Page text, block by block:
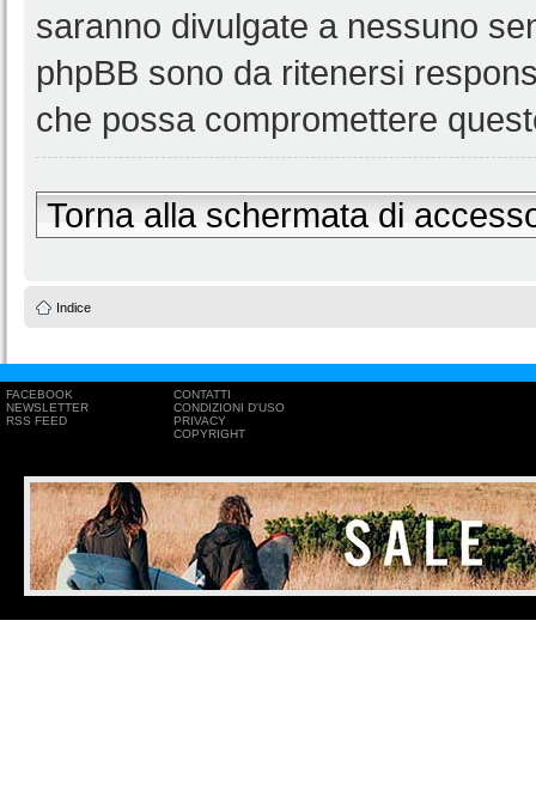
saranno divulgate a nessuno
phpBB sono da ritenersi
che possa compromettere
Torna alla schermata di
Indice
FACEBOOK
NEWSLETTER
RSS FEED
CONTATTI
CONDIZIONI D'USO
PRIVACY
COPYRIGHT